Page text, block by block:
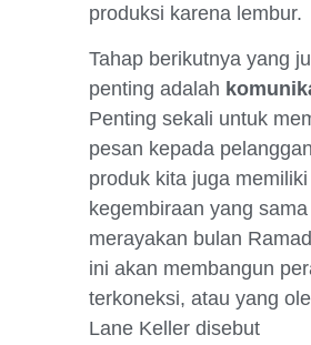
produksi karena lembur.
Tahap berikutnya yang
penting adalah
Penting sekali untuk
pesan kepada
produk kita juga memiliki
kegembiraan yang
merayakan bulan
ini akan membangun
terkoneksi, atau yang
Lane Keller disebut